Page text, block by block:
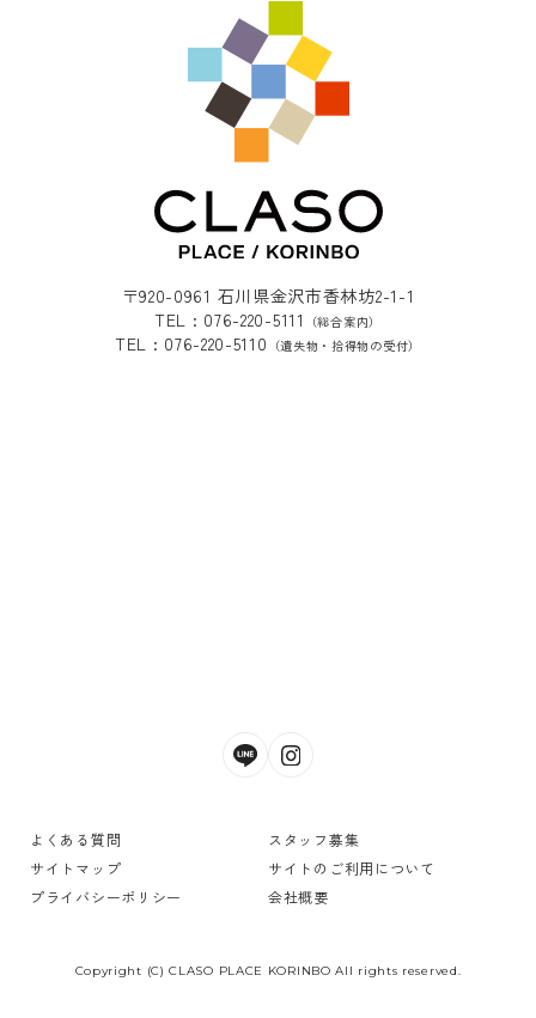
〒920-0961 石川県金沢市香林坊2-1-1
TEL : 076-220-5111
（総合案内）
TEL : 076-220-5110 （遺失物・拾得物の受付）
よくある質問
スタッフ募集
サイトマップ
サイトのご利用について
プライバシーポリシー
会社概要
Copyright (C) CLASO PLACE KORINBO All rights reserved.